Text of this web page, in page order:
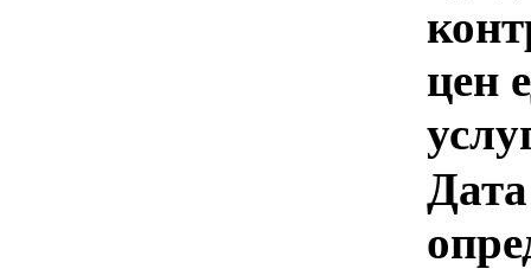
цен